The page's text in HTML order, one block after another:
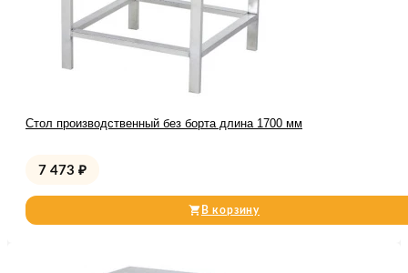
Стол производственный без борта длина 1700 мм
7 473 ₽
В корзину